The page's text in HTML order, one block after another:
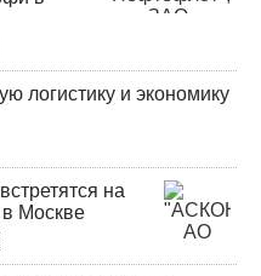
логистику и экономику
на
Москве